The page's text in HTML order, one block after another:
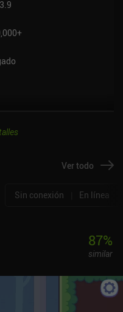
3.9
Ver todo
Sin conexión En línea
87%
similar